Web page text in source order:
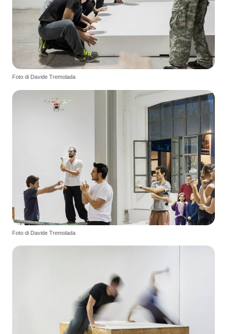
Foto di Davide Tremolada
Foto di Davide Tremolada